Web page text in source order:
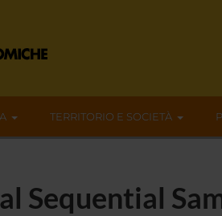
TERRITORIO E SOCIETÀ
Sequential